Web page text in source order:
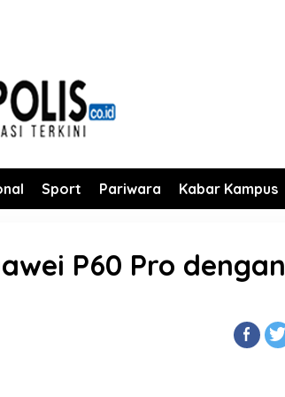
Sport Pariwara Kabar Kampus
P60 Pro dengan